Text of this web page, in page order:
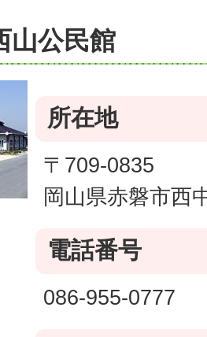
山公民館
所在地
〒709-0835
岡山県赤磐市西
電話番号
086-955-0777